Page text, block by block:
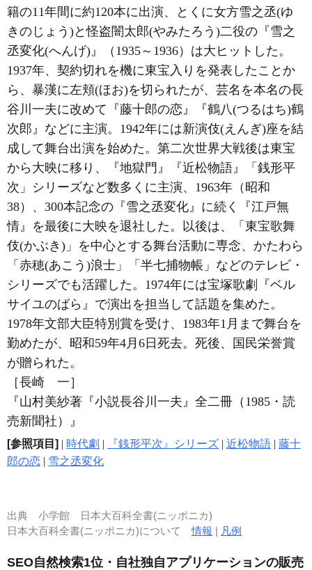
籍の11年間に約120本に出演、とくに女方雪之丞(ゆ
きのじょう)と怪盗闇太郎(やみたろう)二役の『雪之
丞変化(へんげ)』（1935～1936）は大ヒットした。
1937年、契約切れを機に東宝入りを発表したことか
ら、暴漢に左頬(ほお)を切られたが、芸名を本名の長
谷川一夫に改めて『藤十郎の恋』『鶴八(つるはち)鶴
次郎』などに主演。1942年には新演伎(えんぎ)座を結
成して舞台出演を始めた。第二次世界大戦後は東宝
から大映に移り、『地獄門』『近松物語』「銭形平
次」シリーズなど数多くに主演、1963年（昭和
38）、300本記念の『雪之丞変化』に続く『江戸無
情』を最後に大映を退社した。以後は、「東宝歌舞
伎(かぶき)」を中心とする舞台活動に専念、かたわら
「赤穂(あこう)浪士」「半七捕物帳」などのテレビ・
シリーズでも活躍した。1974年には宝塚歌劇『ベル
サイユのばら』で演出を担当して話題を集めた。
1978年文部大臣特別賞を受け、1983年1月まで舞台を
勤めたが、昭和59年4月6日死去。死後、国民栄誉賞
が贈られた。
［長崎 一］
『山村美紗著『小説長谷川一夫』全二冊（1985・読
売新聞社）』
[参照項目] | 時代劇 | 『銭形平次』シリーズ | 近松物語 | 藤十
郎の恋 | 雪之丞変化
出典 小学館 日本大百科全書(ニッポニカ)
日本大百科全書(ニッポニカ)について情報 | 凡例
SEO自然検索1位・自社独自アプリケーションの販売